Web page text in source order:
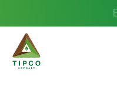
กลุ่มบริษัท
จัด Webinar